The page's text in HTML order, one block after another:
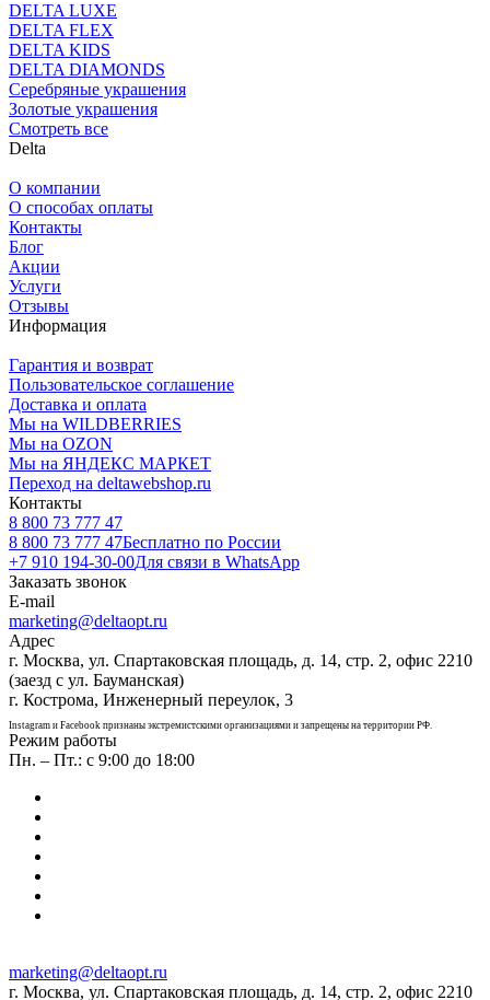
DELTA LUXE
DELTA FLEX
DELTA KIDS
DELTA DIAMONDS
Серебряные украшения
Золотые украшения
Смотреть все
Delta
О компании
О способах оплаты
Контакты
Блог
Акции
Услуги
Отзывы
Информация
Гарантия и возврат
Пользовательское соглашение
Доставка и оплата
Мы на WILDBERRIES
Мы на OZON
Мы на ЯНДЕКС МАРКЕТ
Переход на deltawebshop.ru
Контакты
8 800 73 777 47
8 800 73 777 47Бесплатно по России
+7 910 194-30-00Для связи в WhatsApp
Заказать звонок
E-mail
marketing@deltaopt.ru
Адрес
г. Москва, ул. Спартаковская площадь, д. 14, стр. 2, офис 2210
(заезд с ул. Бауманская)
г. Кострома, Инженерный переулок, 3
Instagram и Facebook признаны экстремистскими организациями и запрещены на территории РФ.
Режим работы
Пн. – Пт.: с 9:00 до 18:00
marketing@deltaopt.ru
г. Москва, ул. Спартаковская площадь, д. 14, стр. 2, офис 2210